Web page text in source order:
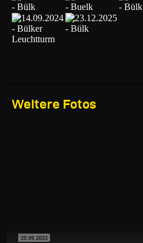
Weitere Fotos
25.09.2023